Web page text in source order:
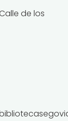
de los